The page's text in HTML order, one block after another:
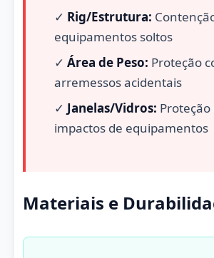
✓ Rig/Estrutura:
equipamentos soltos
✓ Área de Peso: Proteção
arremessos acidentais
✓ Janelas/Vidros:
impactos de equipamentos
Materiais e